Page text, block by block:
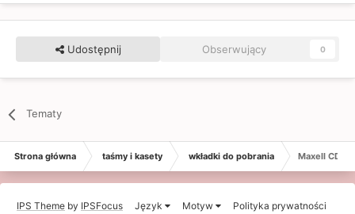
Udostępnij Obserwujący 0
Tematy
Strona główna taśmy i kasety wkładki do pobrania Maxell CD
IPS Theme by IPSFocus Język Motyw Polityka prywatności